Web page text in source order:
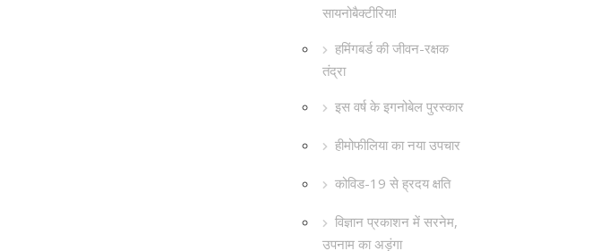
सायनोबैक्टीरिया!
हमिंगबर्ड की जीवन-रक्षक
तंद्रा
इस वर्ष के इगनोबेल पुरस्कार
हीमोफीलिया का नया उपचार
कोविड-19 से ह्रदय क्षति
विज्ञान प्रकाशन में सरनेम,
उपनाम का अड़ंगा